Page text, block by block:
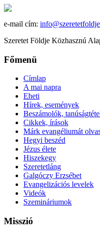
e-mail cím:
Szeretet Földje Közhasznú
Főmenü
Címlap
A mai napra
Eheti
Hírek, események
Beszámolók,
Cikkek, írások
Márk evangéliumát
Hegyi beszéd
Jézus élete
Hiszekegy
Szeretetláng
Galgóczy Erzsébet
Evangelizációs levelek
Videók
Szemináriumok
Misszió